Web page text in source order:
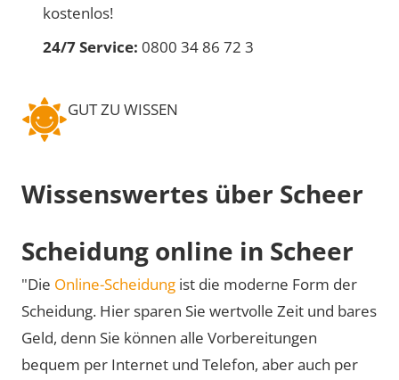
kostenlos!
24/7 Service: 0800 34 86 72 3
GUT ZU WISSEN
Wissenswertes über Scheer
Scheidung online in Scheer
"Die Online-Scheidung ist die moderne Form der
Scheidung. Hier sparen Sie wertvolle Zeit und bares
Geld, denn Sie können alle Vorbereitungen
bequem per Internet und Telefon, aber auch per